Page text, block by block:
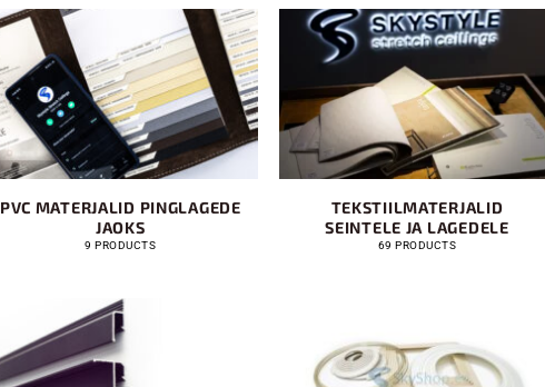
PVC MATERJALID PINGLAGEDE
JAOKS
9 PRODUCTS
TEKSTIILMATERJALID
SEINTELE JA LAGEDELE
69 PRODUCTS